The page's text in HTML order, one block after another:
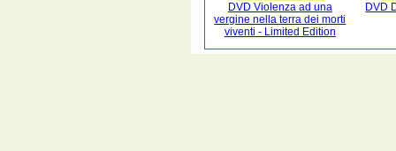
DVD Violenza ad una
vergine nella terra dei morti
viventi - Limited Edition
DVD